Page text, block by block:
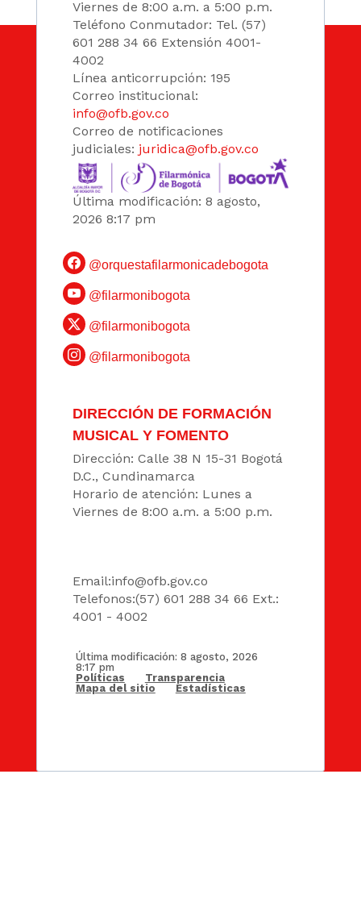
Viernes de 8:00 a.m. a 5:00 p.m.
Teléfono Conmutador: Tel. (57)
601 288 34 66 Extensión 4001-
4002
Línea anticorrupción: 195
Correo institucional:
info@ofb.gov.co
Correo de notificaciones
judiciales: juridica@ofb.gov.co
Última modificación: 8 agosto,
2026 8:17 pm
@orquestafilarmonicadebogota
@filarmonibogota
@filarmonibogota
@filarmonibogota
DIRECCIÓN DE FORMACIÓN
MUSICAL Y FOMENTO
Dirección: Calle 38 N 15-31 Bogotá
D.C., Cundinamarca
Horario de atención: Lunes a
Viernes de 8:00 a.m. a 5:00 p.m.
Email:info@ofb.gov.co
Telefonos:(57) 601 288 34 66 Ext.:
4001 - 4002
Última modificación: 8 agosto, 2026
8:17 pm
Políticas
Transparencia
Mapa del sitio
Estadísticas